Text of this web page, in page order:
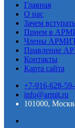
Главная
О нас
Зачем
Прием в
Члены
Правление
Контакты
Карта сайта
+7-916-628-
info@armit.ru
101000,